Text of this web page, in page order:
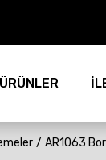
ÜRÜNLER
AR1063